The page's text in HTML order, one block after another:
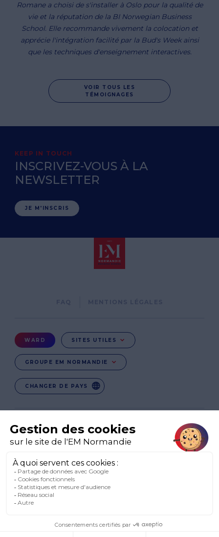
VOIR TOUS LES
TÉMOIGNAGES
Romane a choisi de s'installer à Oslo pour la qualité de
vie et la réputation de la BI Norwegian Business
School. Elle recommande vivement la colocation et
apprécie l'intégration facilité par la Bud's Week ainsi
que les techniques d'enseignement interactives.
KEEP IN TOUCH
INSCRIVEZ-VOUS À LA
NEWSLETTER
JE M'INSCRIS
Menu
Ward
WARD SITES UTILES
GROUPE EM NORMANDIE
CHANGER DE PAYS
EN-IE
CO-UK